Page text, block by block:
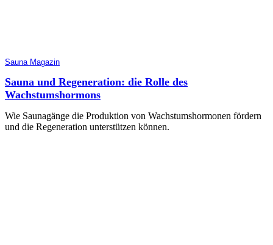
Sauna Magazin
Sauna und Regeneration: die Rolle des
Wachstumshormons
Wie Saunagänge die Produktion von Wachstumshormonen fördern
und die Regeneration unterstützen können.